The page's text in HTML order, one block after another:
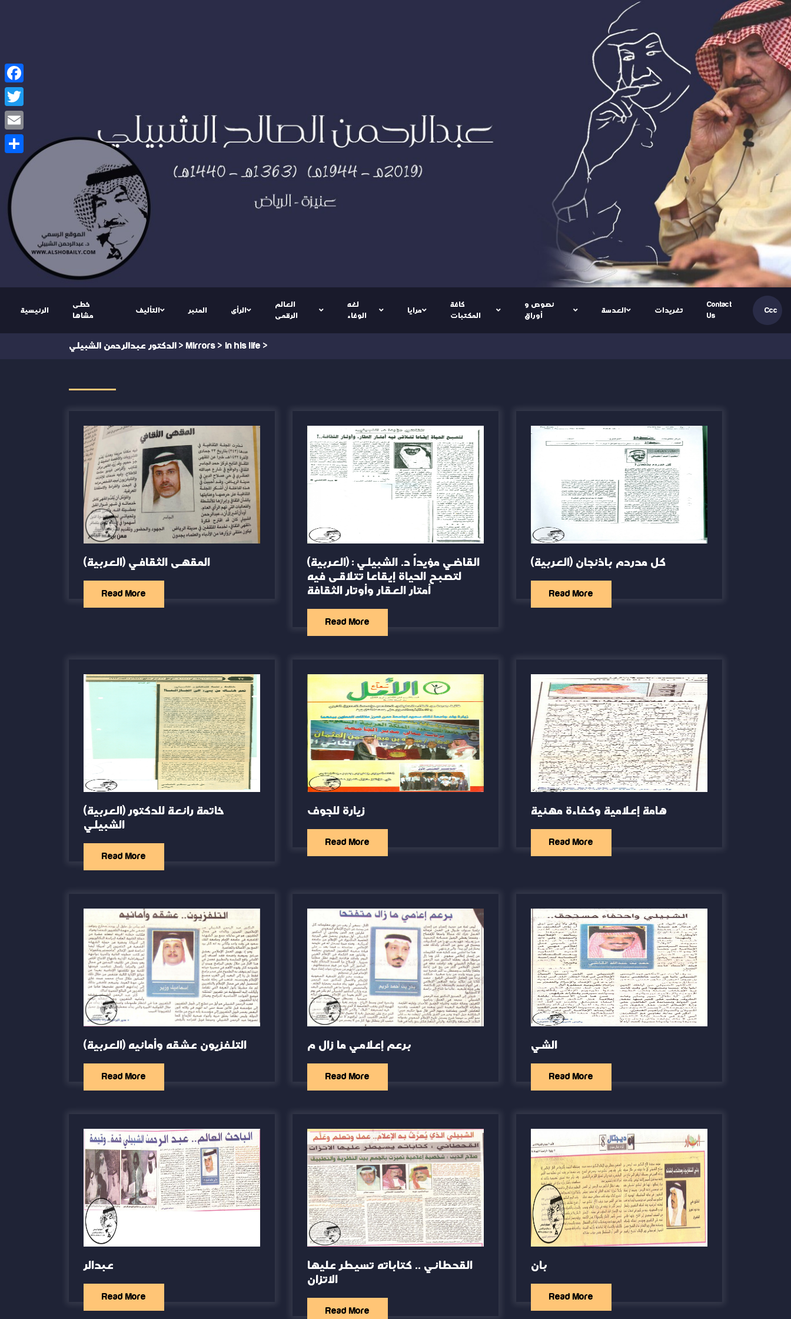
الرئيسية
خطى
مشاها
التأليف المنبر الرأى
العالم
الرقمى
لغه
الوفاء
مرايا
كافة
المكتبات
نصوص و
أوراق
العدسة تغريدات
Contact
Us
Ccc
الدكتور عبدالرحمن الشبيلي > Mirrors > in his life >
(العربية) المقهى الثقافي
Read More
(العربية) القاضي مؤيداً د. الشبيلي :
لتصبح الحياة إيقاعا تتلاقى فيه
أمتار العقار وأوتار الثقافة
Read More
(العربية) كل مدردم باذنجان
Read More
(العربية) خاتمة رائعة للدكتور
الشبيلي
Read More
زيارة للجوف
Read More
هامة إعلامية وكفاءة مهنية
Read More
(العربية) التلفزيون عشقه وأمانيه
Read More
برعم إعلامي ما زال م
Read More
الشي
Read More
عبدالر
Read More
القحطاني .. كتاباته تسيطر عليها
الاتزان
Read More
بان
Read More
Facebook
Twitter
Email
Share